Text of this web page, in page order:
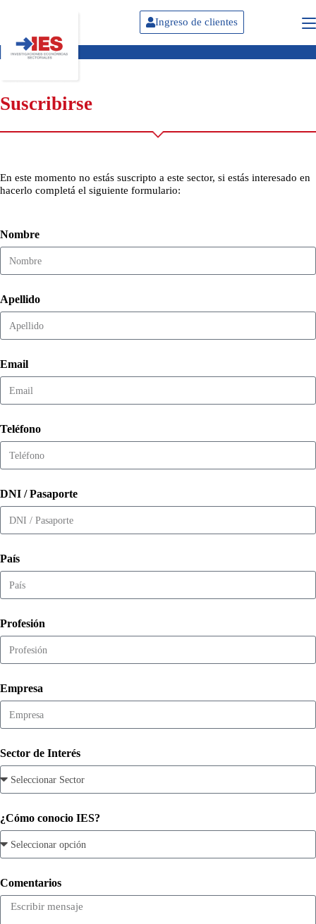
Ingreso de clientes
Suscribirse
En este momento no estás suscripto a este sector, si estás interesado en
hacerlo completá el siguiente formulario:
Nombre
Apellido
Email
Teléfono
DNI / Pasaporte
País
Profesión
Empresa
Sector de Interés
¿Cómo conocio IES?
Comentarios